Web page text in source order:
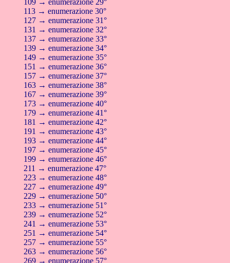
113 → enumerazione 30°
127 → enumerazione 31°
131 → enumerazione 32°
137 → enumerazione 33°
139 → enumerazione 34°
149 → enumerazione 35°
151 → enumerazione 36°
157 → enumerazione 37°
163 → enumerazione 38°
167 → enumerazione 39°
173 → enumerazione 40°
179 → enumerazione 41°
181 → enumerazione 42°
191 → enumerazione 43°
193 → enumerazione 44°
197 → enumerazione 45°
199 → enumerazione 46°
211 → enumerazione 47°
223 → enumerazione 48°
227 → enumerazione 49°
229 → enumerazione 50°
233 → enumerazione 51°
239 → enumerazione 52°
241 → enumerazione 53°
251 → enumerazione 54°
257 → enumerazione 55°
263 → enumerazione 56°
269 → enumerazione 57°